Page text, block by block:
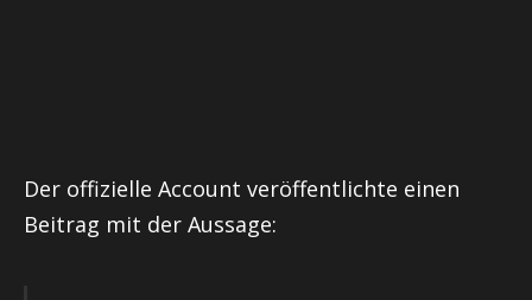
Der offizielle Account veröffentlichte einen
Beitrag mit der Aussage: